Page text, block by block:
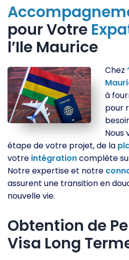
pour Votre
l’Ile Maurice
Chez
à
pour
Nous
étape de votre projet, de la
votre intégrationcomplète
Notre expertise et notre
assurent une transition en
nouvelle vie.
Obtention de
Visa Long